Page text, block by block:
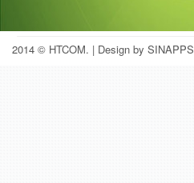
2014 © HTCOM. | Design by SINAPPS